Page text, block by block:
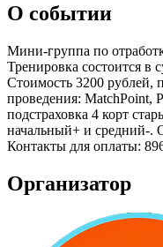
О событии
Мини-группа по
Тренировка состоится в
Стоимость 3200 рублей,
проведения: MatchPoint,
подстраховка 4 корт
начальный+ и средний-.
Контакты для оплаты:
Организатор